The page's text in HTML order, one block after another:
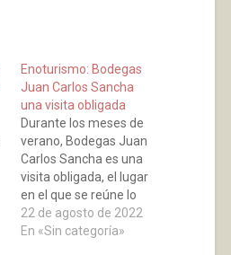
Enoturismo: Bodegas
Juan Carlos Sancha
una visita obligada
Durante los meses de
verano, Bodegas Juan
Carlos Sancha es una
visita obligada, el lugar
en el que se reúne lo
mejor de su esencia y
se comparte con el
22 de agosto de 2022
En «Sin categoría»